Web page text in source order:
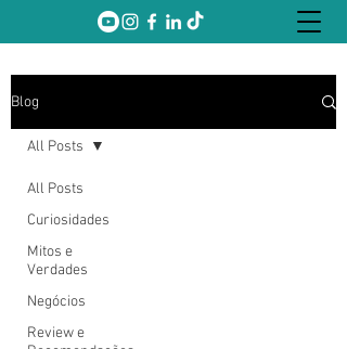
Blog
All Posts
Curiosidades
Mitos e
Verdades
Negócios
Review e
All Posts